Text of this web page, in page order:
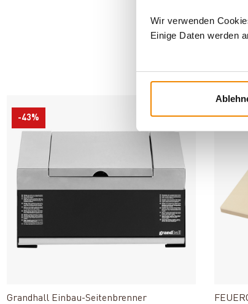
Wir verwenden
Einige Daten werden
-43%
Grandhall Einbau-Seitenbrenner